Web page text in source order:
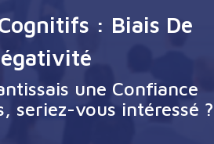
: Biais De
une Confiance
seriez-vous intéressé ?